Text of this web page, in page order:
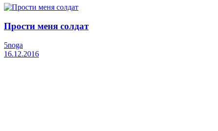
Прости меня солдат
5noga
16.12.2016